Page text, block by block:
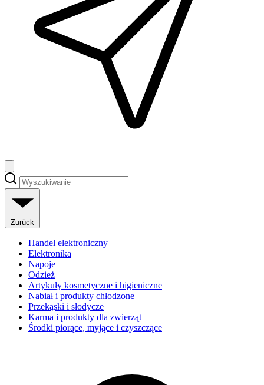
Zurück
Handel elektroniczny
Elektronika
Napoje
Odzież
Artykuły kosmetyczne i higieniczne
Nabiał i produkty chłodzone
Przekąski i słodycze
Karma i produkty dla zwierząt
Środki piorące, myjące i czyszczące